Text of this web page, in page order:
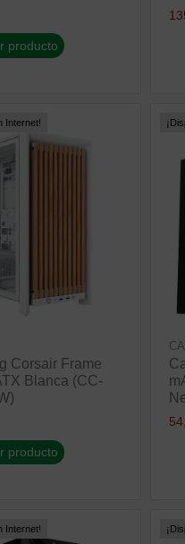
producto
Internet!
Corsair Frame
Blanca (CC-
producto
Internet!